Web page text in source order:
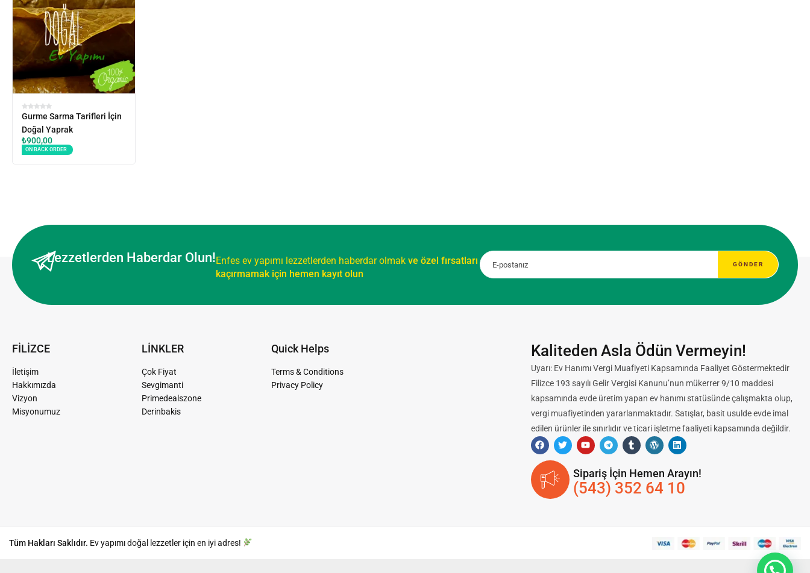
Gurme Sarma Tarifleri İçin
Doğal Yaprak
₺900,00
ON BACK ORDER
Lezzetlerden Haberdar Olun!Enfes ev yapımı lezzetlerden haberdar olmakve özel fırsatları
kaçırmamak için hemen kayıt olun
FİLİZCE
İletişim
Hakkımızda
Vizyon
Misyonumuz
LİNKLER
Çok Fiyat
Sevgimanti
Primedealszone
Derinbakis
Quick Helps
Terms & Conditions
Privacy Policy
Kaliteden Asla Ödün Vermeyin!
Uyarı: Ev Hanımı Vergi Muafiyeti Kapsamında Faaliyet Göstermektedir
Filizce 193 sayılı Gelir Vergisi Kanunu’nun mükerrer 9/10 maddesi
kapsamında evde üretim yapan ev hanımı statüsünde çalışmakta olup,
vergi muafiyetinden yararlanmaktadır. Satışlar, basit usulde evde imal
edilen ürünler ile sınırlıdır ve ticari işletme faaliyeti kapsamında değildir.
Sipariş İçin Hemen Arayın!
(543) 352 64 10
Tüm Hakları Saklıdır. Ev yapımı doğal lezzetler için en iyi adres!